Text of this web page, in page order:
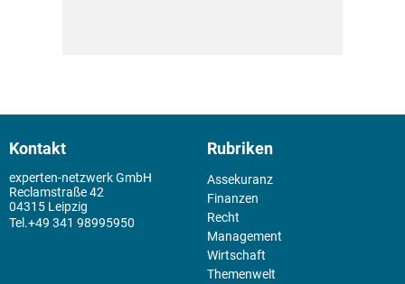
Kontakt
experten-netzwerk GmbH
Reclamstraße 42
04315 Leipzig
+49 341 98995950
Rubriken
Assekuranz
Finanzen
Recht
Management
Wirtschaft
Themenwelt